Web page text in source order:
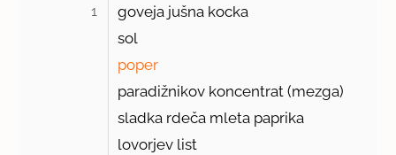
1
goveja jušna kocka
sol
poper
paradižnikov koncentrat (mezga)
sladka rdeča mleta paprika
lovorjev list